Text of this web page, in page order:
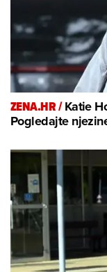
ZENA.HR /Katie
Pogledajte